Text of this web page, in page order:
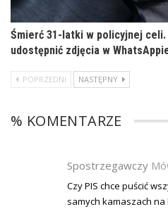
Śmierć 31-latki w policyjnej celi.
udostępnić zdjęcia w
POPRZEDNI NASTĘPNY
% KOMENTARZE
Spostrzegawczy
Czy PIS chce puścić
samych kamaszach na